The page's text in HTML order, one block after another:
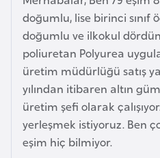
doğumlu, lise birinci sınıf
doğumlu ve ilkokul
poliuretan Polyurea
üretim müdürlüğü satış
yılından itibaren altın
üretim şefi olarak
yerleşmek istiyoruz. Ben
eşim hiç bilmiyor.
a
r
k
a
D
e
m